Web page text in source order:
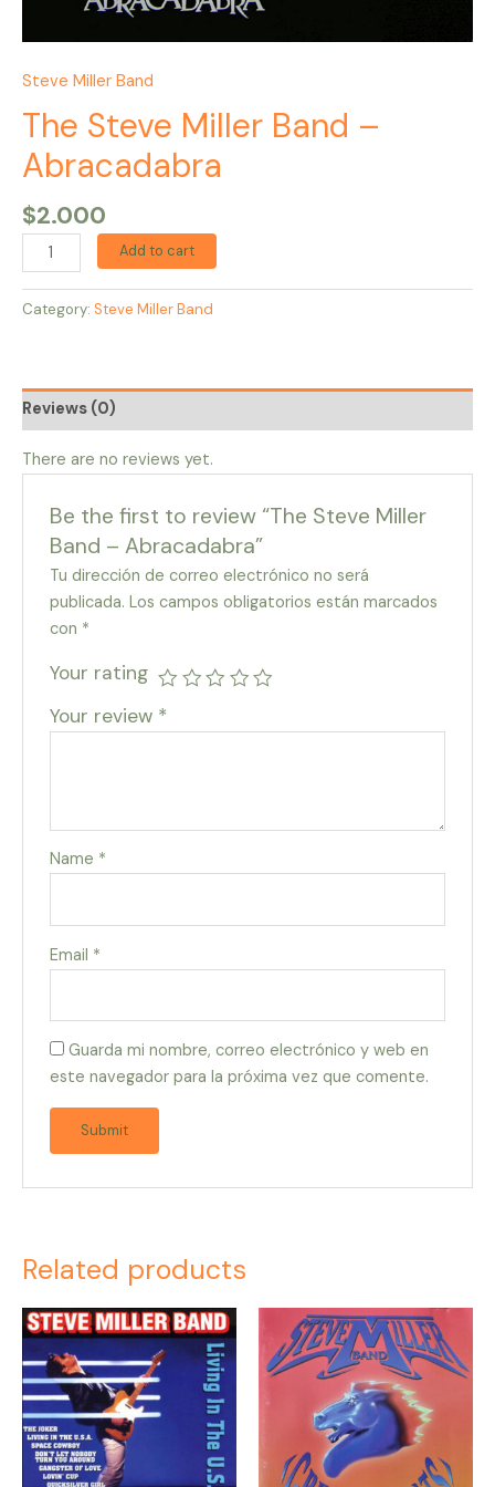
Steve Miller Band
The Steve Miller Band –
Abracadabra
$2.000
Add to cart
Category: Steve Miller Band
Reviews (0)
There are no reviews yet.
Be the first to review “The Steve Miller
Band – Abracadabra”
Tu dirección de correo electrónico no será
publicada. Los campos obligatorios están marcados
con *
Your rating
Your review *
Name *
Email *
Guarda mi nombre, correo electrónico y web en
este navegador para la próxima vez que comente.
Related products